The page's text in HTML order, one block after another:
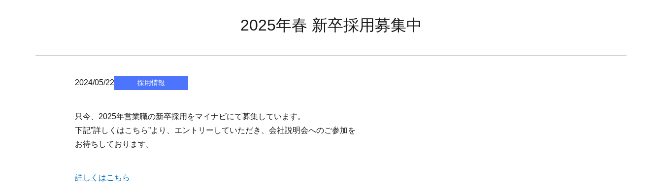
2025年春 新卒採用募集中
2024/05/22 採用情報
只今、2025年営業職の新卒採用をマイナビにて募集しています。
下記”詳しくはこちら”より、エントリーしていただき、会社説明会へのご参加を
お待ちしております。
詳しくはこちら